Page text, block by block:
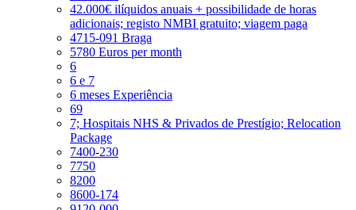
42.000€ ilíquidos anuais + possibilidade de horas
adicionais; registo NMBI gratuito; viagem paga
4715-091 Braga
5780 Euros per month
6
6 e 7
6 meses Experiência
69
7; Hospitais NHS & Privados de Prestígio; Relocation
Package
7400-230
7750
8200
8600-174